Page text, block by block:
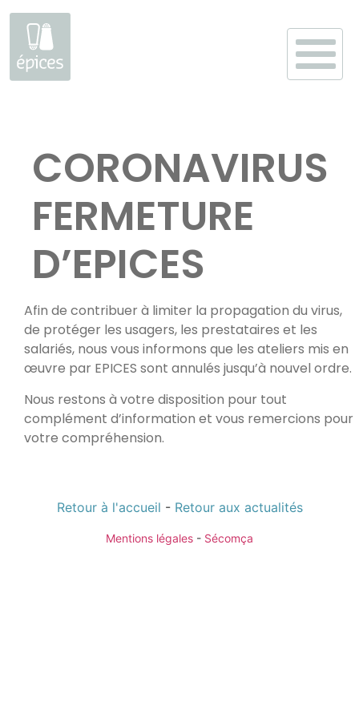
contenuCORONAVIRUS
FERMETURE
D’EPICES
Afin de contribuer à limiter la propagation du virus,
de protéger les usagers, les prestataires et les
salariés, nous vous informons que les ateliers mis en
œuvre par EPICES sont annulés jusqu’à nouvel ordre.
Nous restons à votre disposition pour tout
complément d’information et vous remercions pour
votre compréhension.
Retour à l'accueil - Retour aux actualités
Mentions légales - Sécomça